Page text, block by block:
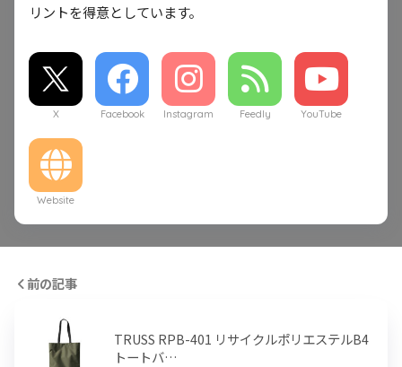
リントを得意としています。
X Facebook Instagram Feedly YouTube
Website
前の記事
TRUSS RPB-401 リサイクルポリエステルB4
トートバ…